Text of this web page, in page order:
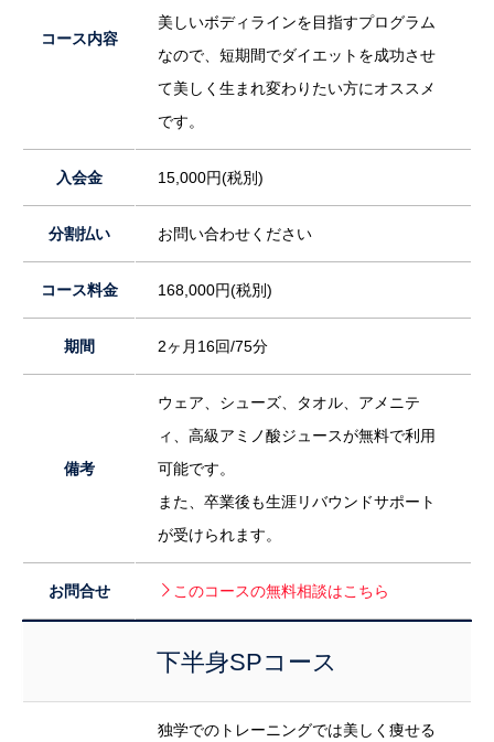
コース内容
美しいボディラインを目指すプログラム
なので、短期間でダイエットを成功させ
て美しく生まれ変わりたい方にオススメ
です。
入会金 15,000円(税別)
分割払い お問い合わせください
コース料金 168,000円(税別)
期間 2ヶ月16回/75分
備考
ウェア、シューズ、タオル、アメニテ
ィ、高級アミノ酸ジュースが無料で利用
可能です。
また、卒業後も生涯リバウンドサポート
が受けられます。
お問合せ このコースの無料相談はこちら
下半身SPコース
独学でのトレーニングでは美しく痩せる